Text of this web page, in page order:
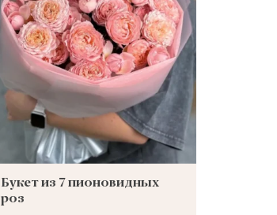
Букет из 7 пионовидных
роз